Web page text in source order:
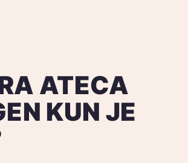
ATECA
KUN JE